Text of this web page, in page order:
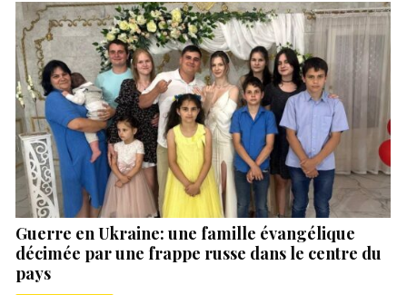
Guerre en Ukraine: une famille évangélique
décimée par une frappe russe dans le centre du
pays